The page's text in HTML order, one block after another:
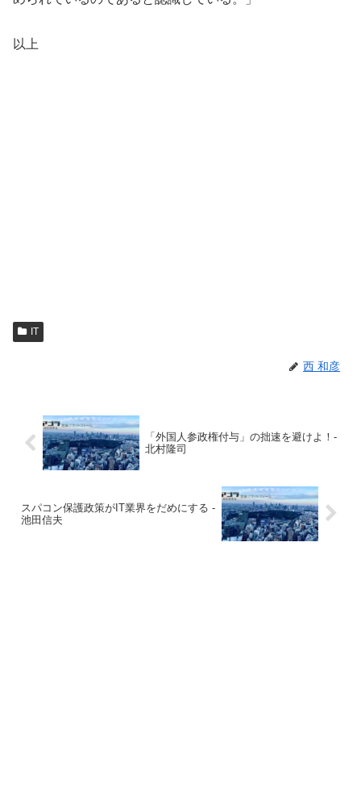
以上
IT
西 和彦
「外国人参政権付与」の拙速を避けよ！-
北村隆司
スパコン保護政策がIT業界をだめにする -
池田信夫